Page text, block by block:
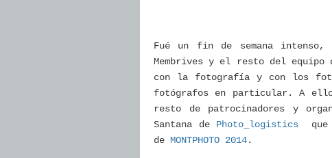
Fué un fin de semana
Membrives y el resto del equipo
con la fotografía y con los
fotógrafos en particular. A
resto de patrocinadores y
Santana de Photo_logistics que
de MONTPHOTO 2014.